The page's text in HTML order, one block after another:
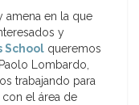
amena en la que
y
School queremos
Lombardo,
trabajando para
el área de